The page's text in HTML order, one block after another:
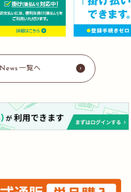
News一覧へ